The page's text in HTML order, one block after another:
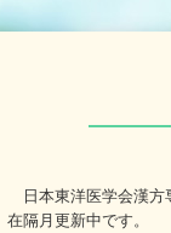
日本東洋医学会漢
在隔月更新中です。